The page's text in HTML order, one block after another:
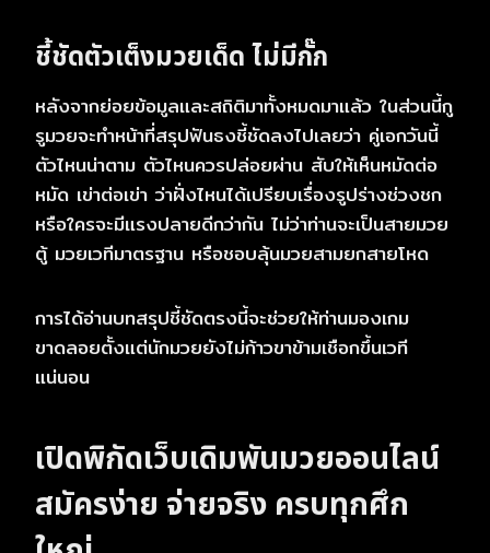
ชี้ชัดตัวเต็งมวยเด็ด ไม่มีกั๊ก
หลังจากย่อยข้อมูลและสถิติมาทั้งหมดมาแล้ว ในส่วนนี้กู
รูมวยจะทำหน้าที่สรุปฟันธงชี้ชัดลงไปเลยว่า คู่เอกวันนี้
ตัวไหนน่าตาม ตัวไหนควรปล่อยผ่าน สับให้เห็นหมัดต่อ
หมัด เข่าต่อเข่า ว่าฝั่งไหนได้เปรียบเรื่องรูปร่างช่วงชก
หรือใครจะมีแรงปลายดีกว่ากัน ไม่ว่าท่านจะเป็นสายมวย
ตู้ มวยเวทีมาตรฐาน หรือชอบลุ้นมวยสามยกสายโหด
การได้อ่านบทสรุปชี้ชัดตรงนี้จะช่วยให้ท่านมองเกม
ขาดลอยตั้งแต่นักมวยยังไม่ก้าวขาข้ามเชือกขึ้นเวที
แน่นอน
เปิดพิกัดเว็บเดิมพันมวยออนไลน์
สมัครง่าย จ่ายจริง ครบทุกศึก